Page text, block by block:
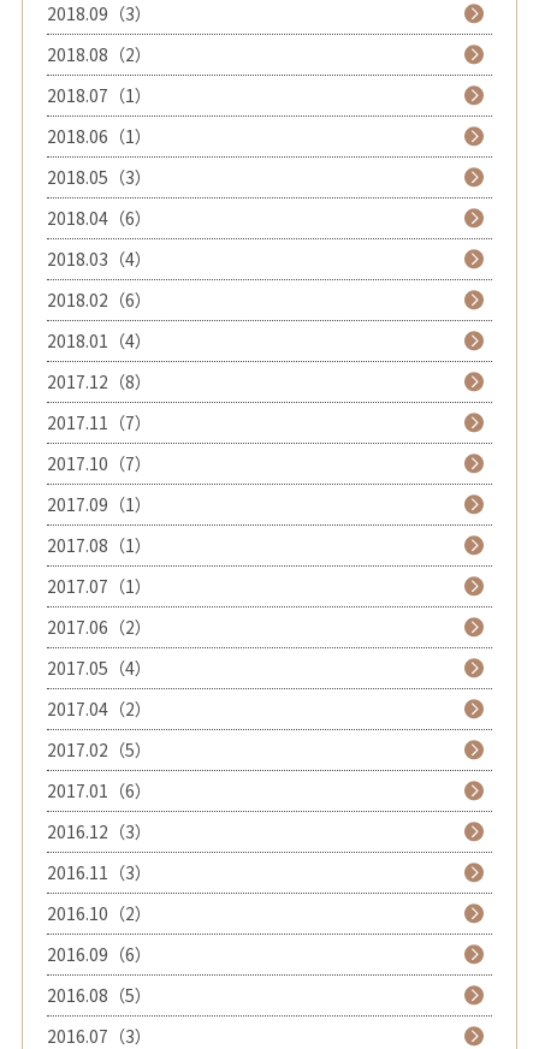
2018.09（3）
2018.08（2）
2018.07（1）
2018.06（1）
2018.05（3）
2018.04（6）
2018.03（4）
2018.02（6）
2018.01（4）
2017.12（8）
2017.11（7）
2017.10（7）
2017.09（1）
2017.08（1）
2017.07（1）
2017.06（2）
2017.05（4）
2017.04（2）
2017.02（5）
2017.01（6）
2016.12（3）
2016.11（3）
2016.10（2）
2016.09（6）
2016.08（5）
2016.07（3）